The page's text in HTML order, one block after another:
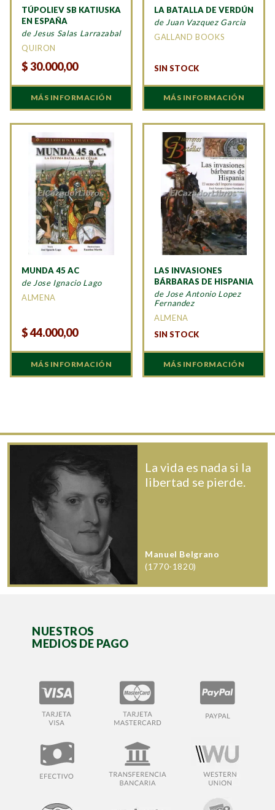
TÚPOLIEV SB KATIUSKA
EN ESPAÑA
de Jesus Salas Larrazabal
QUIRON
$30.000,00
MÁS INFORMACIÓN
LA BATALLA DE VERDÚN
de Juan Vazquez Garcia
GALLAND BOOKS
SIN STOCK
MÁS INFORMACIÓN
MUNDA 45 AC
de Jose Ignacio Lago
ALMENA
$44.000,00
MÁS INFORMACIÓN
LAS INVASIONES
BÁRBARAS DE HISPANIA
de Jose Antonio Lopez
Fernandez
ALMENA
SIN STOCK
MÁS INFORMACIÓN
La vida es nada si la
libertad se pierde.
Manuel Belgrano
(1770-1820)
NUESTROS
MEDIOS DE PAGO